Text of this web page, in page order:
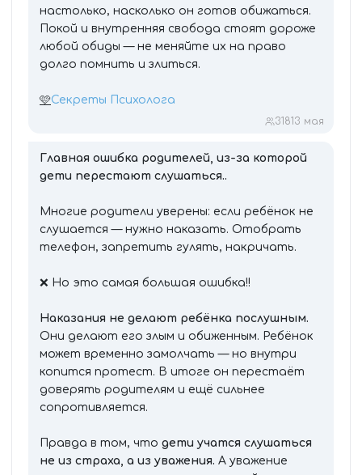
настолько, насколько он готов обижаться.
Покой и внутренняя свобода стоят дороже
любой обиды — не меняйте их на право
долго помнить и злиться.
🩷Секреты Психолога
31813 мая
Главная ошибка родителей, из-за которой
дети перестают слушаться..
Многие родители уверены: если ребёнок не
слушается — нужно наказать. Отобрать
телефон, запретить гулять, накричать.
❌ Но это самая большая ошибка!!
Наказания не делают ребёнка послушным.
Они делают его злым и обиженным. Ребёнок
может временно замолчать — но внутри
копится протест. В итоге он перестаёт
доверять родителям и ещё сильнее
сопротивляется.
Правда в том, что дети учатся слушаться
не из страха, а из уважения. А уважение